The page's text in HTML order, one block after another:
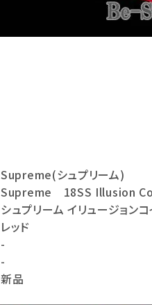
Supreme(シュプリーム)
Supreme 18SS Illusion
シュプリーム イリュージョン
レッド
-
-
新品